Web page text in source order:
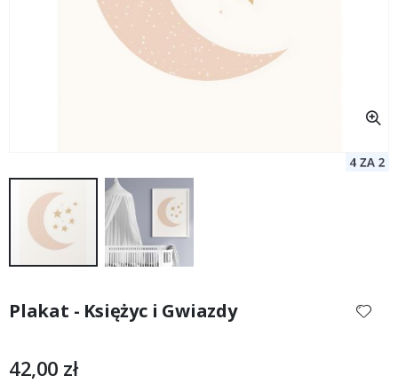
początek
Plakat - Księżyc i Gwiazdy
42,00 zł